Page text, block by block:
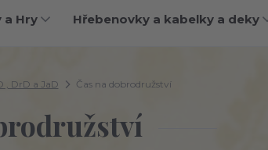
a Hry Hřebenovky a kabelky a deky
, DrD a JaD Čas na dobrodružství